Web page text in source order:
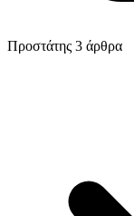
Προστάτης 3 άρθρα